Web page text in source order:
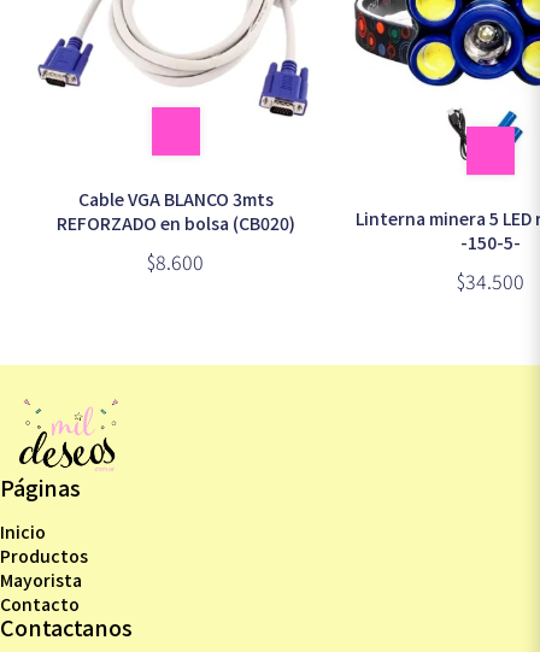
Cable VGA BLANCO 3mts
REFORZADO en bolsa (CB020)
$8.600
Linterna minera 5
-150-5-
$34.500
Páginas
Inicio
Productos
Mayorista
Contacto
Contactanos